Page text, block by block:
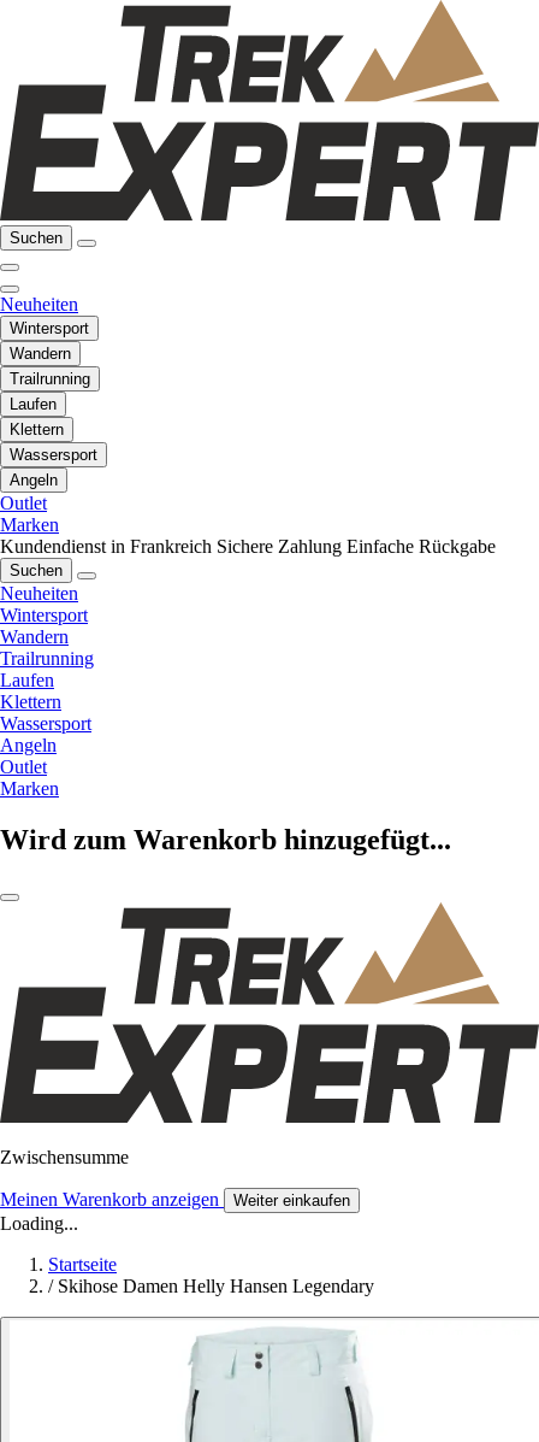
Suchen
Neuheiten
Wintersport
Wandern
Trailrunning
Laufen
Klettern
Wassersport
Angeln
Outlet
Marken
Kundendienst in Frankreich Sichere Zahlung Einfache Rückgabe
Suchen
Neuheiten
Wintersport
Wandern
Trailrunning
Laufen
Klettern
Wassersport
Angeln
Outlet
Marken
Wird zum Warenkorb hinzugefügt...
Zwischensumme
Meinen Warenkorb anzeigen Weiter einkaufen
Loading...
Startseite
/ Skihose Damen Helly Hansen Legendary